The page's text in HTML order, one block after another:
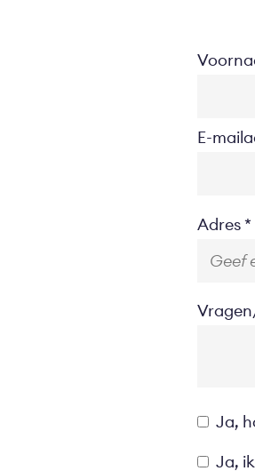
E-
Location
Adres
Opt-
in
Ja,
Ja,